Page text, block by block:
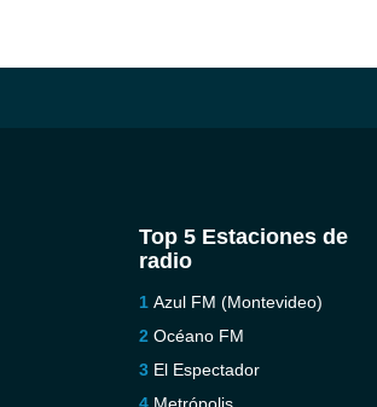
Top 5 Estaciones de
radio
Azul FM (Montevideo)
Océano FM
El Espectador